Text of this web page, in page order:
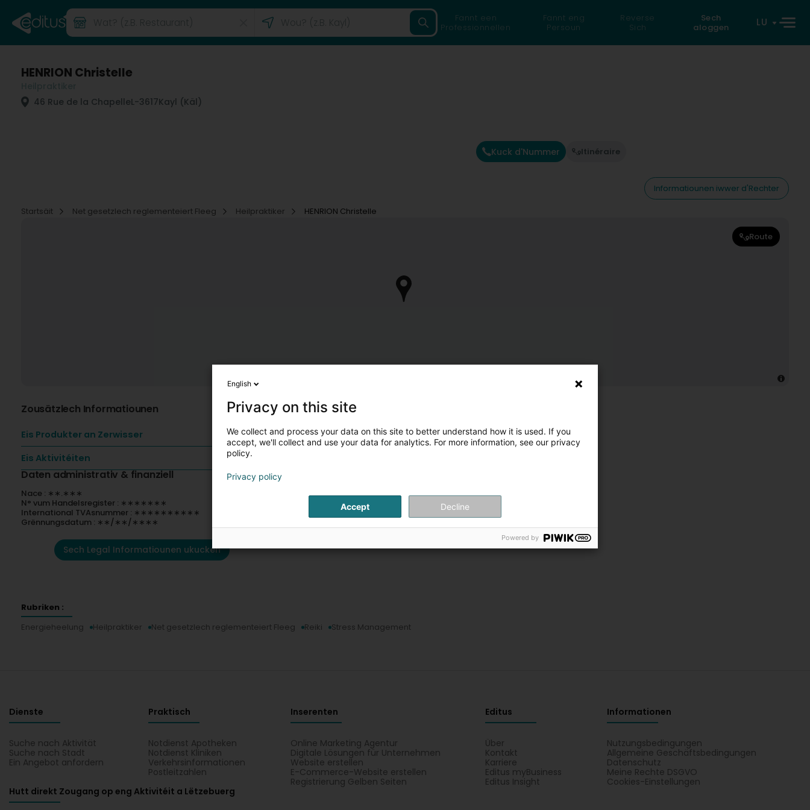
Fannt een
Professionnellen
Fannt eng
Persoun
Reverse
Sich
Sech
aloggen
LU
HENRION Christelle
46 Rue de la ChapelleL-3617Kayl (Käl)
Kuck d'Nummer Itinéraire
Informatiounen iwwer d'Rechter
Startsäit
Net gesetzlech reglementeiert Fleeg Heilpraktiker HENRION Christelle
Route
Zousätzlech Informatiounen
Eis Produkter an Zerwisser
Eis Aktivitéiten
Daten administrativ & finanziell
Nace : ∗∗.∗∗∗
N° vum Handelsregister : ∗∗∗∗∗∗∗
International TVAsnummer : ∗∗∗∗∗∗∗∗∗∗
Grënnungsdatum : ∗∗/∗∗/∗∗∗∗
Sech Legal Informatiounen ukucken
Rubriken :
Energieheelung
Heilpraktiker Net gesetzlech reglementeiert Fleeg Reiki Stress Management
Dienste
Suche nach Aktivität
Suche nach Stadt
Ein Angebot anfordern
Praktisch
Notdienst Apotheken
Notdienst Kliniken
Verkehrsinformationen
Postleitzahlen
Inserenten
Online Marketing Agentur
Digitale Lösungen für Unternehmen
Website erstellen
E-Commerce-Website erstellen
Registrierung Gelben Seiten
Editus
Über
Kontakt
Karriere
Editus myBusiness
Editus Insight
Informationen
Nutzungsbedingungen
Allgemeine Geschäftsbedingungen
Datenschutz
Meine Rechte DSGVO
Cookies-Einstellungen
Hutt direkt Zougang op eng Aktivitéit a Lëtzebuerg
English
Privacy on this site
We collect and process your data on this site to better understand how it is used. If you
accept, we'll collect and use your data for analytics. For more information, see our privacy
policy.
Privacy policy
Accept Decline
Powered by